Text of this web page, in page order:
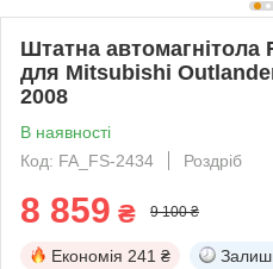
Штатна автомагнітола
для Mitsubishi
2008
В наявності
Код: FA_FS-2434
Роздріб
8 859 ₴ 9 100 ₴
Економія 241 ₴